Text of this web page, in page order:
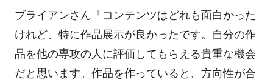
ブライアンさん「コンテンツはどれも面白かった
けれど、特に作品展示が良かったです。自分の作
品を他の専攻の人に評価してもらえる貴重な機会
だと思います。作品を作っていると、方向性が合